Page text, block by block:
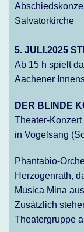
Salvatorkirche
5. JULI.2025
Ab 15 h spielt
Aachener
DER BLINDE
Theater-
in Vogelsang
Phantabio-
Herzogenrath,
Musica Mina
Zusätzlich
Theatergruppe